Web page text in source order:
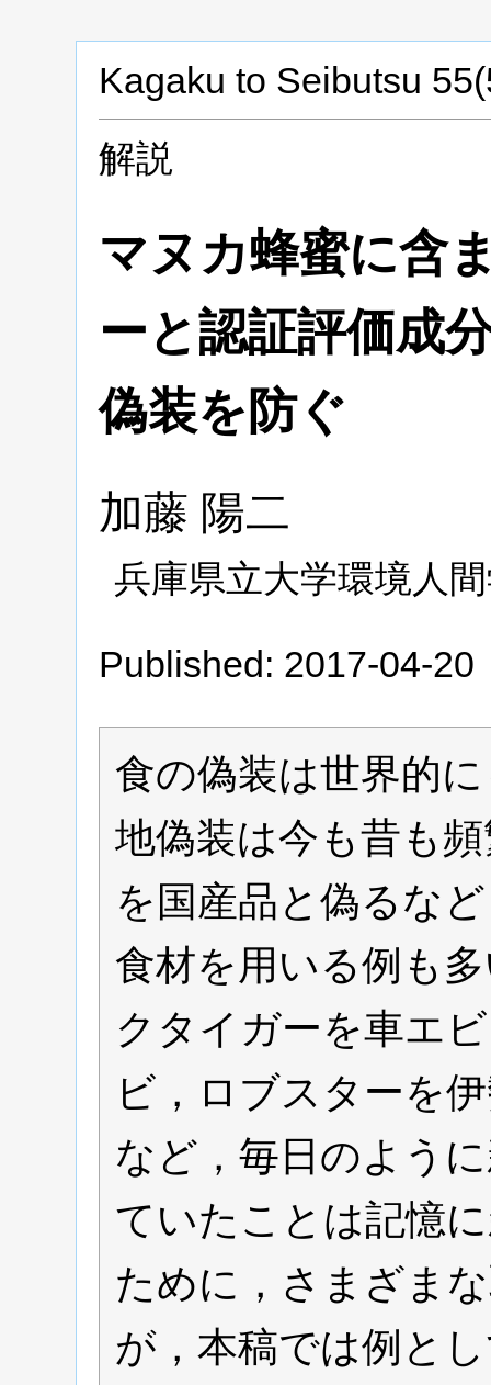
Kagaku to Seibutsu
解説
マヌカ蜂蜜に含
ーと認証評価成
偽装を防ぐ
加藤 陽二
兵庫県立大学環境人
Published: 2017-04-20
食の偽装は世界的
地偽装は今も昔も
を国産品と偽るな
食材を用いる例も
クタイガーを車エ
ビ，ロブスターを
など，毎日のよう
ていたことは記憶
ために，さまざま
が，本稿では例と